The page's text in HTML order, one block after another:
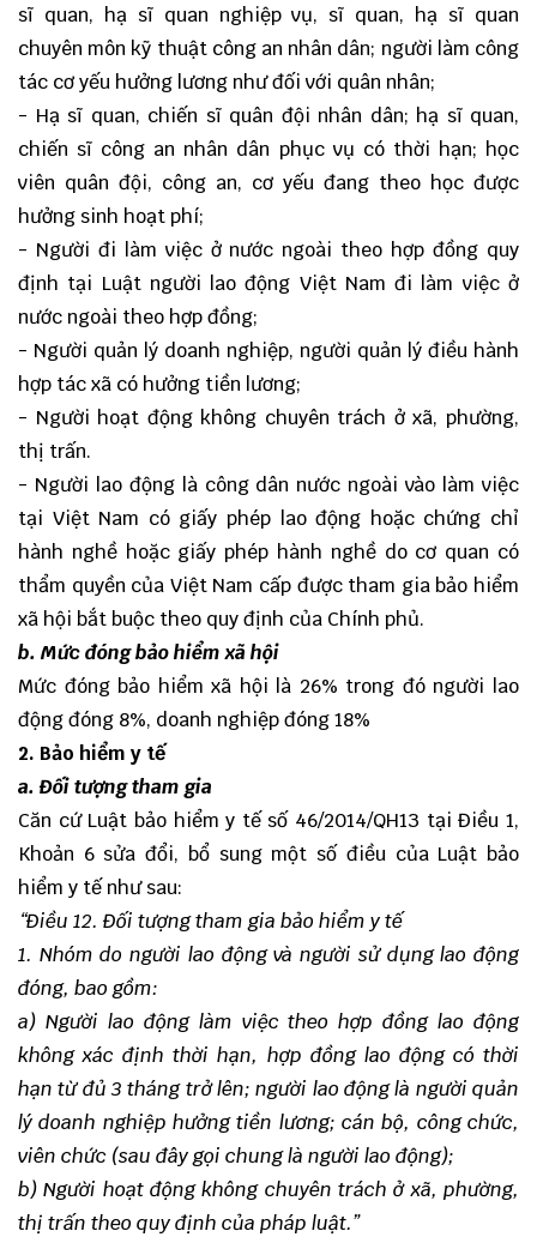
sĩ quan, hạ sĩ quan nghiệp vụ, sĩ quan, hạ sĩ quan
chuyên môn kỹ thuật công an nhân dân; người làm công
tác cơ yếu hưởng lương như đối với quân nhân;
- Hạ sĩ quan, chiến sĩ quân đội nhân dân; hạ sĩ quan,
chiến sĩ công an nhân dân phục vụ có thời hạn; học
viên quân đội, công an, cơ yếu đang theo học được
hưởng sinh hoạt phí;
- Người đi làm việc ở nước ngoài theo hợp đồng quy
định tại Luật người lao động Việt Nam đi làm việc ở
nước ngoài theo hợp đồng;
- Người quản lý doanh nghiệp, người quản lý điều hành
hợp tác xã có hưởng tiền lương;
- Người hoạt động không chuyên trách ở xã, phường,
thị trấn.
- Người lao động là công dân nước ngoài vào làm việc
tại Việt Nam có giấy phép lao động hoặc chứng chỉ
hành nghề hoặc giấy phép hành nghề do cơ quan có
thẩm quyền của Việt Nam cấp được tham gia bảo hiểm
xã hội bắt buộc theo quy định của Chính phủ.
b. Mức đóng bảo hiểm xã hội
Mức đóng bảo hiểm xã hội là 26% trong đó người lao
động đóng 8%, doanh nghiệp đóng 18%
2. Bảo hiểm y tế
a. Đối tượng tham gia
Căn cứ Luật bảo hiểm y tế số 46/2014/QH13 tại Điều 1,
Khoản 6 sửa đổi, bổ sung một số điều của Luật bảo
hiểm y tế như sau:
“Điều 12. Đối tượng tham gia bảo hiểm y tế
1. Nhóm do người lao động và người sử dụng lao động
đóng, bao gồm:
a) Người lao động làm việc theo hợp đồng lao động
không xác định thời hạn, hợp đồng lao động có thời
hạn từ đủ 3 tháng trở lên; người lao động là người quản
lý doanh nghiệp hưởng tiền lương; cán bộ, công chức,
viên chức (sau đây gọi chung là người lao động);
b) Người hoạt động không chuyên trách ở xã, phường,
thị trấn theo quy định của pháp luật.”